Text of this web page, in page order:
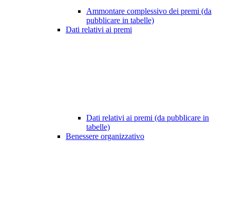
Ammontare complessivo dei premi (da
pubblicare in tabelle)
Dati relativi ai premi
Dati relativi ai premi (da pubblicare in
tabelle)
Benessere organizzativo